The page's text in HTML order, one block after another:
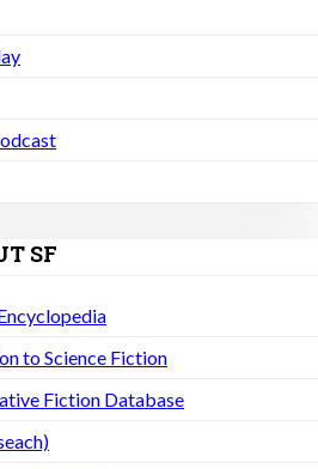
SF
to Science Fiction
Fiction Database